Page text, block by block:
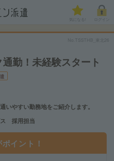
気になる!
勤！未経験スタート
やすい勤務地をご紹介します。
ス 採用担当
イント！